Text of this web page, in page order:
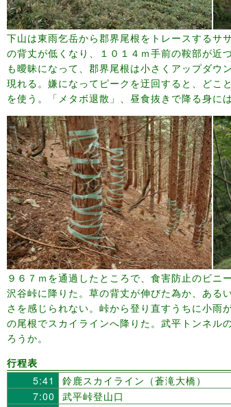
下山は東雨乞岳から郡界尾根をトレースするサ
の背丈が低くなり、１０１４ｍ手前の鞍部が近
も曖昧になって、郡界尾根は小さくアップダウ
現れる。嫌になってピークを迂回すると、どこ
を使う。「メタボ退散」、昼食抜きで降る身に
９６７ｍを通過したところで、食害防止のビニ
沢谷峠に降りた。草の背丈が伸びた為か、ある
さを感じられない。峠から登り直すうちに小雨
の尾根でスカイラインへ降りた。武平トンネル
ろうか。
行程表
5:41
鈴鹿スカイライン（蒼滝大橋）
7:00
武平峠登山口